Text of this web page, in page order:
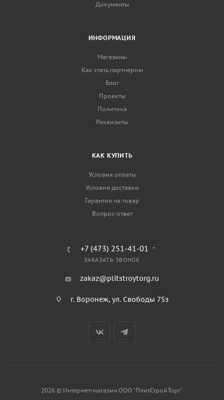
Документы
ИНФОРМАЦИЯ
Магазины
Как стать партнером
Блог
Проекты
Политика
Реквизиты
КАК КУПИТЬ
Условия оплаты
Условия доставки
Гарантия на товар
Вопрос-ответ
+7 (473) 251-41-01
ЗАКАЗАТЬ ЗВОНОК
zakaz@plitstroytorg.ru
г. Воронеж, ул. Свободы 75з
2026 © Интернет-магазин ООО "ПлитСтройТорг"